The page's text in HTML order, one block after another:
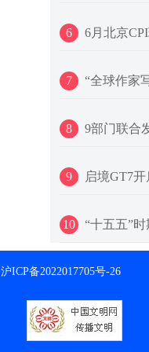
6 6月北京
7 “全球作家
8 9部门联合
9 启境GT7
10 “十五五”
沪ICP备2022017705号-26